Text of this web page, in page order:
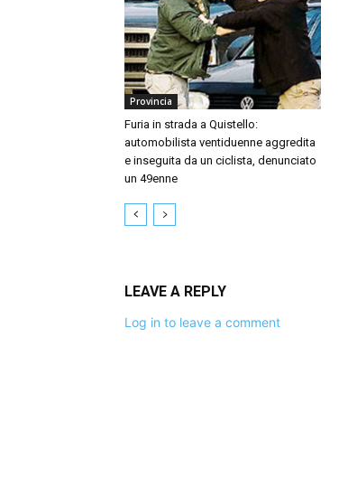
Provincia
Furia in strada a Quistello:
automobilista ventiduenne aggredita
e inseguita da un ciclista, denunciato
un 49enne
LEAVE A REPLY
Log in to leave a comment